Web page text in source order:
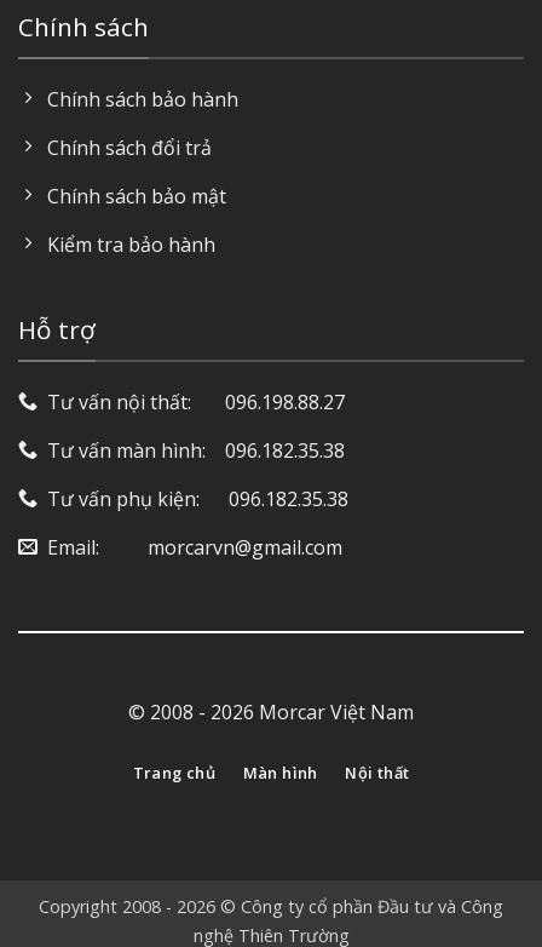
Chính sách
Chính sách bảo hành
Chính sách đổi trả
Chính sách bảo mật
Kiểm tra bảo hành
Hỗ trợ
Tư vấn nội thất: ‎ ‎ ‎ ‎ ‎ ‎ 096.198.88.27
Tư vấn màn hình: ‎ ‎ ‎ 096.182.35.38
Tư vấn phụ kiện: ‎ ‎ ‎ ‎‎ ‎ 096.182.35.38
Email: ‎ ‎ ‎ ‎ ‎ ‎ ‎ ‎ ‎ morcarvn@gmail.com
© 2008 - 2026 Morcar Việt Nam
Trang chủ Màn hình Nội thất
Copyright 2008 - 2026 © Công ty cổ phần Đầu tư và Công
nghệ Thiên Trường